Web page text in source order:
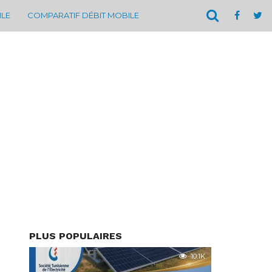
COMPARATIF DÉBIT MOBILE
PLUS POPULAIRES
10.1K